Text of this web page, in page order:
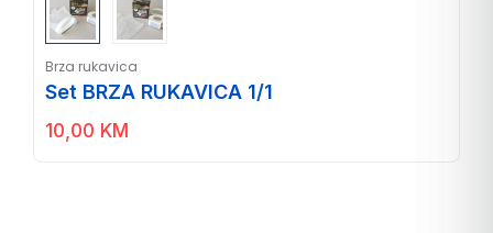
Brza rukavica
Set BRZA RUKAVICA 1/1
10,00 KM